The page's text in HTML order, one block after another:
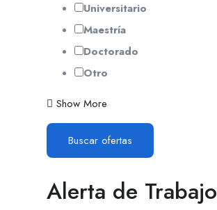
Universitario
Maestría
Doctorado
Otro
Show More
Buscar ofertas
Alerta de Trabajo